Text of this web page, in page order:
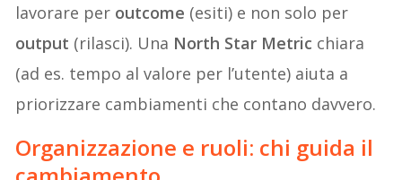
lavorare per outcome (esiti) e non solo per
output (rilasci). Una North Star Metric chiara
(ad es. tempo al valore per l’utente) aiuta a
priorizzare cambiamenti che contano davvero.
Organizzazione e ruoli: chi guida il